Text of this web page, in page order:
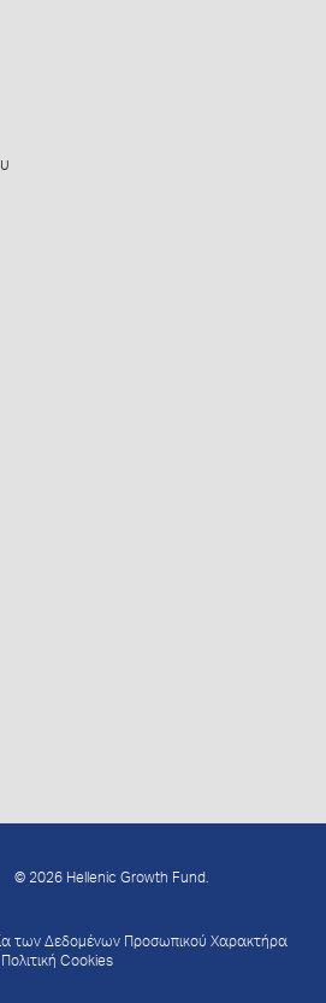
© 2026 Hellenic Growth Fund.
των Δεδομένων Προσωπικού Χαρακτήρα
Πολιτική Cookies